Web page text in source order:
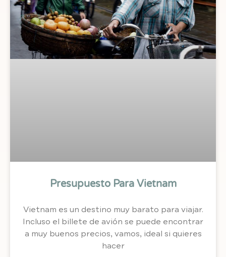
Presupuesto Para Vietnam
Vietnam es un destino muy barato para viajar.
Incluso el billete de avión se puede encontrar
a muy buenos precios, vamos, ideal si quieres
hacer